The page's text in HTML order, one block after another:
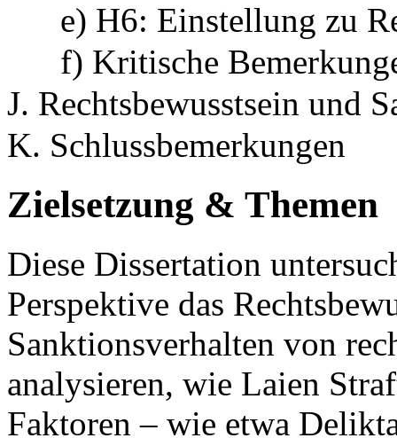
e) H6: Einstellung zu
f) Kritische
J. Rechtsbewusstsein und
K. Schlussbemerkungen
Zielsetzung & Themen
Diese Dissertation
Perspektive das
Sanktionsverhalten von
analysieren, wie Laien
Faktoren – wie etwa